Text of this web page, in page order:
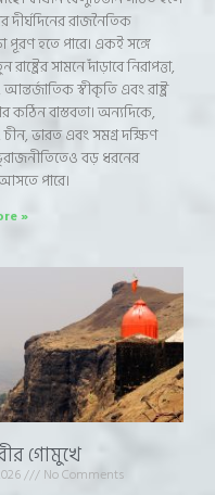
দীর্ঘদিনের রাজনৈতিক
হতে পারে। একই সঙ্গে
সামনে দাঁড়াবে নিরাপত্তা,
স্বীকৃতি এবং রাষ্ট্র
কঠিন বাস্তবতা। অন্যদিকে,
চীন, ভারত এবং সমগ্র দক্ষিণ
বড় ধরনের
পারে।
»
গোমুখে
No Comments